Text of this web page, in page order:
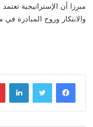
مبرزا أن الإستراتيجية
والابتكار وروح المبادرة